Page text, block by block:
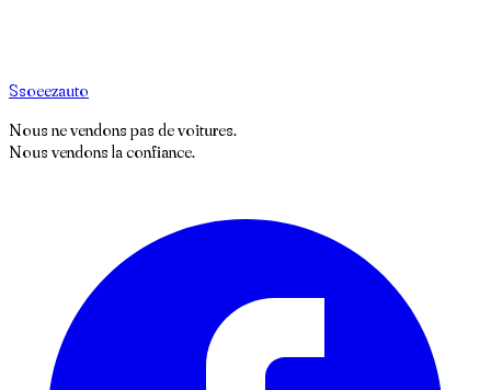
Ssoeezauto
Nous ne vendons pas de voitures.
Nous vendons la confiance.